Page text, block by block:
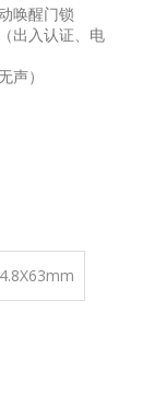
唤醒门锁
出入认证、电
声）